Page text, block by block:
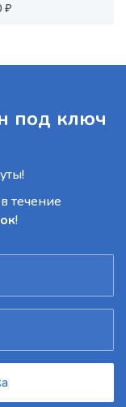
₽
под ключ
течение
!